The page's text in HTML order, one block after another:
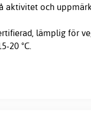
aktivitet och
lämplig för
20 °C.